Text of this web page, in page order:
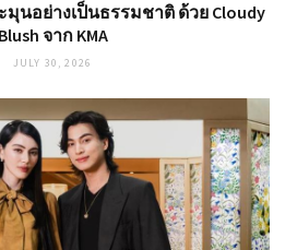
นอย่างเป็นธรรมชาติ ด้วย Cloudy
Blush จาก KMA
JULY 30, 2026